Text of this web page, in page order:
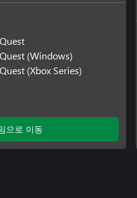
(Windows)
(Xbox Series)
으로 이동